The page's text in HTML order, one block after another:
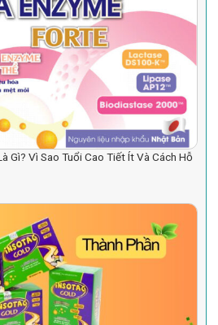
Gì? Vì Sao Tuổi Cao Tiết Ít Và Cách Hỗ